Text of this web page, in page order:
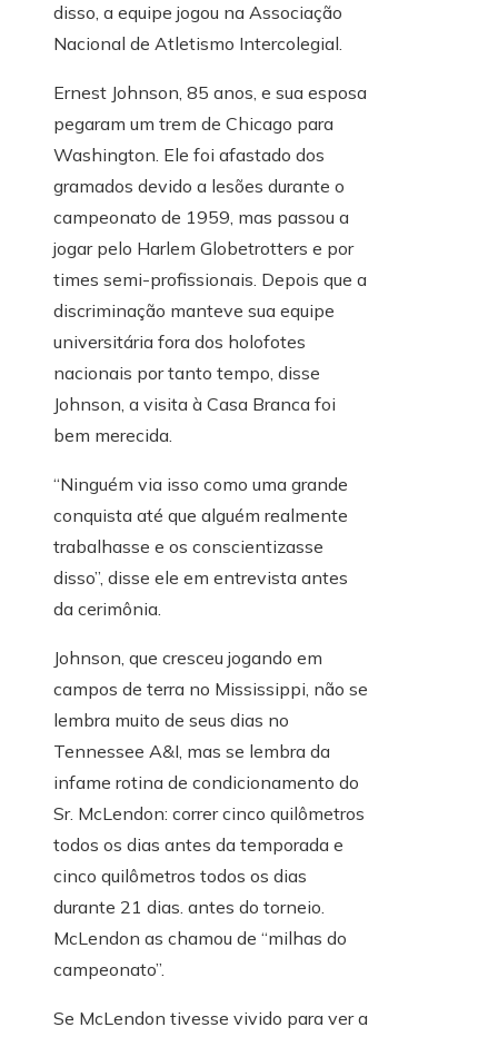
disso, a equipe jogou na Associação
Nacional de Atletismo Intercolegial.
Ernest Johnson, 85 anos, e sua esposa
pegaram um trem de Chicago para
Washington. Ele foi afastado dos
gramados devido a lesões durante o
campeonato de 1959, mas passou a
jogar pelo Harlem Globetrotters e por
times semi-profissionais. Depois que a
discriminação manteve sua equipe
universitária fora dos holofotes
nacionais por tanto tempo, disse
Johnson, a visita à Casa Branca foi
bem merecida.
“Ninguém via isso como uma grande
conquista até que alguém realmente
trabalhasse e os conscientizasse
disso”, disse ele em entrevista antes
da cerimônia.
Johnson, que cresceu jogando em
campos de terra no Mississippi, não se
lembra muito de seus dias no
Tennessee A&I, mas se lembra da
infame rotina de condicionamento do
Sr. McLendon: correr cinco quilômetros
todos os dias antes da temporada e
cinco quilômetros todos os dias
durante 21 dias. antes do torneio.
McLendon as chamou de “milhas do
campeonato”.
Se McLendon tivesse vivido para ver a